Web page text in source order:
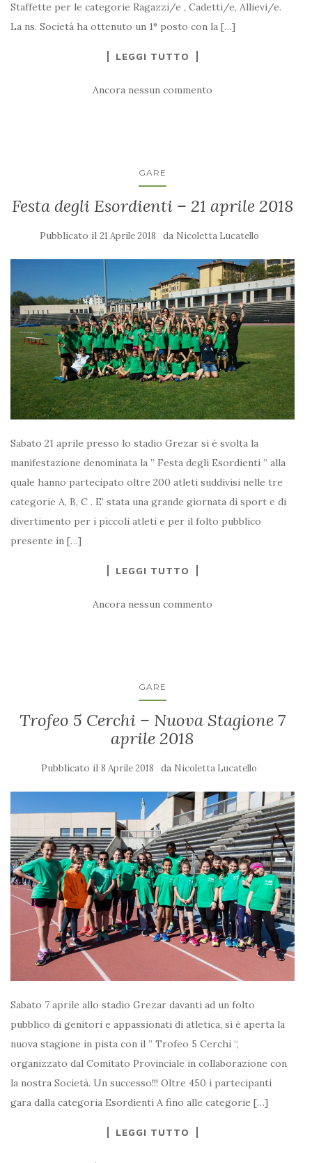
Staffette per le categorie Ragazzi/e , Cadetti/e, Allievi/e.
La ns. Società ha ottenuto un 1° posto con la […]
LEGGI TUTTO
Ancora nessun commento
GARE
Festa degli Esordienti – 21 aprile 2018
Pubblicato il 21 Aprile 2018 da Nicoletta Lucatello
Sabato 21 aprile presso lo stadio Grezar si è svolta la
manifestazione denominata la ” Festa degli Esordienti ” alla
quale hanno partecipato oltre 200 atleti suddivisi nelle tre
categorie A, B, C . E’ stata una grande giornata di sport e di
divertimento per i piccoli atleti e per il folto pubblico
presente in […]
LEGGI TUTTO
Ancora nessun commento
GARE
Trofeo 5 Cerchi – Nuova Stagione 7
aprile 2018
Pubblicato il 8 Aprile 2018 da Nicoletta Lucatello
Sabato 7 aprile allo stadio Grezar davanti ad un folto
pubblico di genitori e appassionati di atletica, si è aperta la
nuova stagione in pista con il ” Trofeo 5 Cerchi “,
organizzato dal Comitato Provinciale in collaborazione con
la nostra Società. Un successo!!! Oltre 450 i partecipanti
gara dalla categoria Esordienti A fino alle categorie […]
LEGGI TUTTO